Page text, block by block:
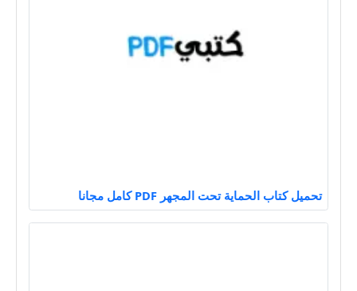
تحميل كتاب الحماية تحت المجهر PDF كامل مجانا